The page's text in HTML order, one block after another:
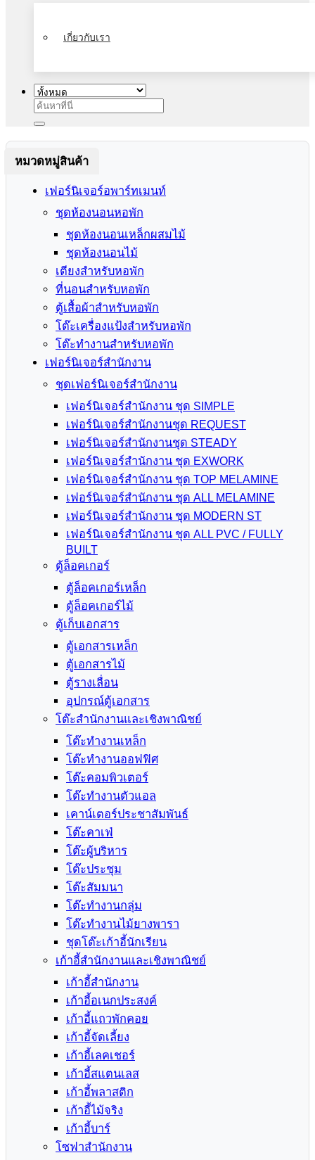
เกี่ยวกับเรา
ค้นหา:
หมวดหมู่สินค้า
เฟอร์นิเจอร์อพาร์ทเมนท์
ชุดห้องนอนหอพัก
ชุดห้องนอนเหล็กผสมไม้
ชุดห้องนอนไม้
เตียงสำหรับหอพัก
ที่นอนสำหรับหอพัก
ตู้เสื้อผ้าสำหรับหอพัก
โต๊ะเครื่องแป้งสำหรับหอพัก
โต๊ะทำงานสำหรับหอพัก
เฟอร์นิเจอร์สำนักงาน
ชุดเฟอร์นิเจอร์สำนักงาน
เฟอร์นิเจอร์สำนักงาน ชุด SIMPLE
เฟอร์นิเจอร์สำนักงานชุด REQUEST
เฟอร์นิเจอร์สำนักงานชุด STEADY
เฟอร์นิเจอร์สำนักงาน ชุด EXWORK
เฟอร์นิเจอร์สำนักงาน ชุด TOP MELAMINE
เฟอร์นิเจอร์สำนักงาน ชุด ALL MELAMINE
เฟอร์นิเจอร์สำนักงาน ชุด MODERN ST
เฟอร์นิเจอร์สำนักงาน ชุด ALL PVC / FULLY
BUILT
ตู้ล็อคเกอร์
ตู้ล็อคเกอร์เหล็ก
ตู้ล็อคเกอร์ไม้
ตู้เก็บเอกสาร
ตู้เอกสารเหล็ก
ตู้เอกสารไม้
ตู้รางเลื่อน
อุปกรณ์ตู้เอกสาร
โต๊ะสำนักงานและเชิงพาณิชย์
โต๊ะทำงานเหล็ก
โต๊ะทำงานออฟฟิศ
โต๊ะคอมพิวเตอร์
โต๊ะทำงานตัวแอล
เคาน์เตอร์ประชาสัมพันธ์
โต๊ะคาเฟ่
โต๊ะผู้บริหาร
โต๊ะประชุม
โต๊ะสัมมนา
โต๊ะทำงานกลุ่ม
โต๊ะทำงานไม้ยางพารา
ชุดโต๊ะเก้าอี้นักเรียน
เก้าอี้สำนักงานและเชิงพาณิชย์
เก้าอี้สำนักงาน
เก้าอี้อเนกประสงค์
เก้าอี้แถวพักคอย
เก้าอี้จัดเลี้ยง
เก้าอี้เลคเชอร์
เก้าอี้สแตนเลส
เก้าอี้พลาสติก
เก้าอี้ไม้จริง
เก้าอี้บาร์
โซฟาสำนักงาน